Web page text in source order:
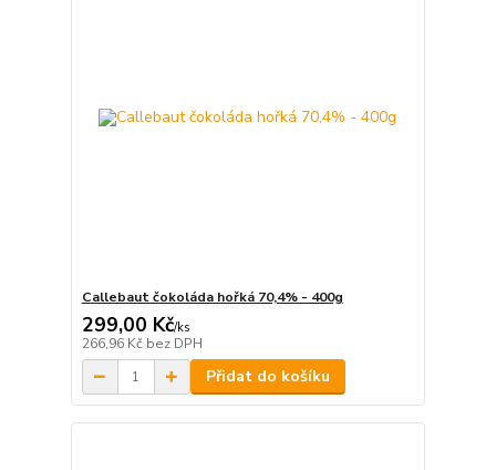
Callebaut čokoláda hořká 70,4% - 400g
299,00 Kč/ks
266,96 Kč bez DPH
Přidat do košíku